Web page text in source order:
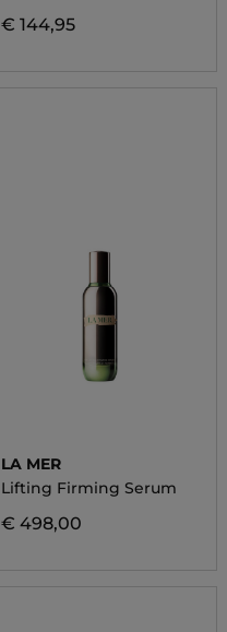
€ 144,95
LA MER
Lifting Firming Serum
€ 498,00